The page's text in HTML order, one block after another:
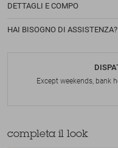
DETTAGLI E COMPO
HAI BISOGNO DI ASSISTENZA?
Except weekends, bank
completa il look